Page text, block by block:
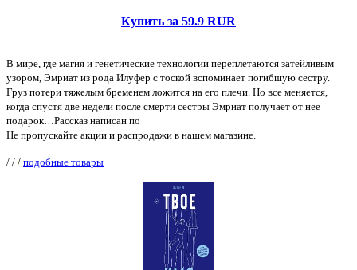
Купить за 59.9 RUR
В мире, где магия и генетические технологии переплетаются затейливым
узором, Эмриат из рода Илуфер с тоской вспоминает погибшую сестру.
Груз потери тяжелым бременем ложится на его плечи. Но все меняется,
когда спустя две недели после смерти сестры Эмриат получает от нее
подарок…Рассказ написан по
Не пропускайте акции и распродажи в нашем магазине.
/ / / подобные товары